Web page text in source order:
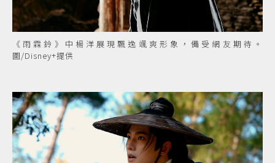
《雨霖鈴》中楊洋展現飄逸颯爽形象，備受網友期待。
圖/Disney+提供